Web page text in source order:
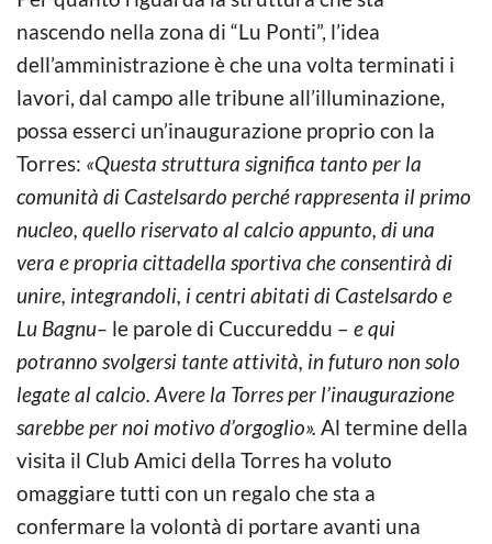
nascendo nella zona di “Lu Ponti”, l’idea
dell’amministrazione è che una volta terminati i
lavori, dal campo alle tribune all’illuminazione,
possa esserci un’inaugurazione proprio con la
Torres: «Questa struttura significa tanto per la
comunità di Castelsardo perché rappresenta il primo
nucleo, quello riservato al calcio appunto, di una
vera e propria cittadella sportiva che consentirà di
unire, integrandoli, i centri abitati di Castelsardo e
Lu Bagnu– le parole di Cuccureddu – e qui
potranno svolgersi tante attività, in futuro non solo
legate al calcio. Avere la Torres per l’inaugurazione
sarebbe per noi motivo d’orgoglio». Al termine della
visita il Club Amici della Torres ha voluto
omaggiare tutti con un regalo che sta a
confermare la volontà di portare avanti una